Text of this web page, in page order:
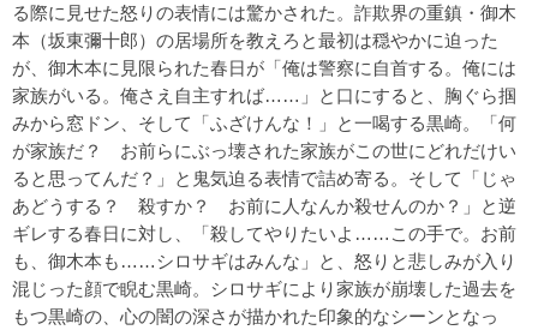
る際に見せた怒りの表情には驚かされた。詐欺界の重鎮・御木
本（坂東彌十郎）の居場所を教えろと最初は穏やかに迫った
が、御木本に見限られた春日が「俺は警察に自首する。俺には
家族がいる。俺さえ自主すれば……」と口にすると、胸ぐら掴
みから窓ドン、そして「ふざけんな！」と一喝する黒崎。「何
が家族だ？ お前らにぶっ壊された家族がこの世にどれだけい
ると思ってんだ？」と鬼気迫る表情で詰め寄る。そして「じゃ
あどうする？ 殺すか？ お前に人なんか殺せんのか？」と逆
ギレする春日に対し、「殺してやりたいよ……この手で。お前
も、御木本も……シロサギはみんな」と、怒りと悲しみが入り
混じった顔で睨む黒崎。シロサギにより家族が崩壊した過去を
もつ黒崎の、心の闇の深さが描かれた印象的なシーンとなっ